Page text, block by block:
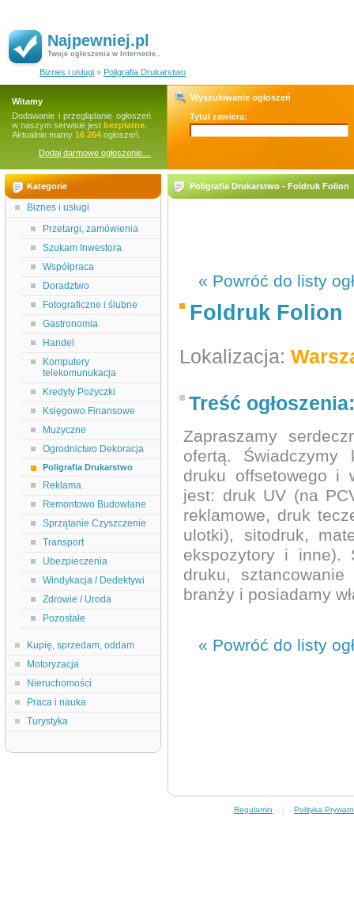
Najpewniej.pl
Twoje ogłoszenia w Internecie..
Biznes i usługi » Poligrafia Drukarstwo
Witamy
Dodawanie i przeglądanie ogłoszeń
w naszym serwisie jest bezpłatne.
Aktualnie mamy 16 264 ogłoszeń.
Dodaj darmowe ogłoszenie…
Wyszukiwanie ogłoszeń
Tytuł zawiera:
Kategorie
Biznes i usługi
Przetargi, zamówienia
Szukam Inwestora
Współpraca
Doradztwo
Fotograficzne i ślubne
Gastronomia
Handel
Komputery
telekomunukacja
Kredyty Pożyczki
Księgowo Finansowe
Muzyczne
Ogrodnictwo Dekoracja
Poligrafia Drukarstwo
Reklama
Remontowo Budowlane
Sprzątanie Czyszczenie
Transport
Ubezpieczenia
Windykacja / Dedektywi
Zdrowie / Uroda
Pozostałe
Kupię, sprzedam, oddam
Motoryzacja
Nieruchomości
Praca i nauka
Turystyka
Poligrafia Drukarstwo - Foldruk Folion
« Powróć do listy
Foldruk Folion
Lokalizacja:
Treść ogłoszenia:
Zapraszamy
ofertą. Świadczymy
druku offsetowego i
jest: druk UV (na
reklamowe, druk
ulotki), sitodruk,
ekspozytory i inne).
druku,
branży i posiadamy
« Powróć do listy
Regulamin | Polityka